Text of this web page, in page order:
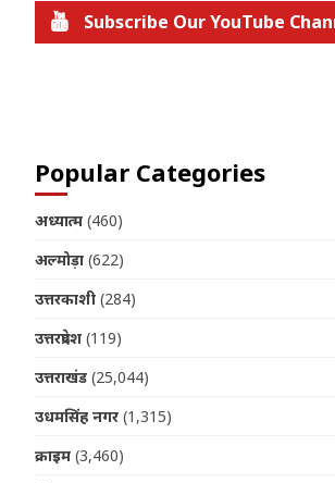
Subscribe Our YouTube
Popular Categories
अध्यात्म (460)
अल्मोड़ा (622)
उत्तरकाशी (284)
उत्तरप्रदेश (119)
उत्तराखंड (25,044)
उधमसिंह नगर (1,315)
क्राइम (3,460)